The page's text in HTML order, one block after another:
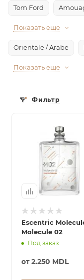
Tom Ford
Показать еще
Orientale / Arabe
Показать еще
Фильтр
Escentric
Molecule 02
Под заказ
от2.250 MDL